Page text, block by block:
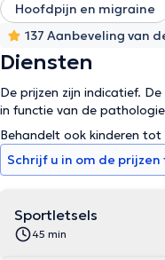
Hoofdpijn en migraine
137 Aanbeveling van
Diensten
De prijzen zijn indicatief.
in functie van de
Behandelt ook kinderen tot
Schrijf u in om de prijzen
Sportletsels
45 min